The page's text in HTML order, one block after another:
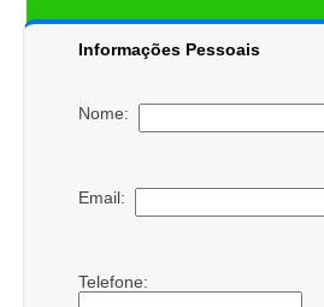
Informações Pessoais
Nome:
Email:
Telefone: